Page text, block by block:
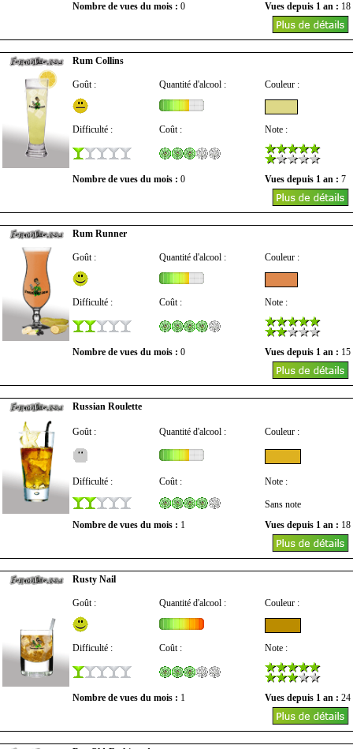
Nombre de vues du mois : 0 Vues depuis 1 an : 18
Rum Collins
Goût : Quantité d'alcool : Couleur :
Difficulté : Coût : Note :
Nombre de vues du mois : 0 Vues depuis 1 an : 7
Rum Runner
Goût : Quantité d'alcool : Couleur :
Difficulté : Coût : Note :
Nombre de vues du mois : 0 Vues depuis 1 an : 15
Russian Roulette
Goût : Quantité d'alcool : Couleur :
Difficulté : Coût : Note :
Sans note
Nombre de vues du mois : 1 Vues depuis 1 an : 18
Rusty Nail
Goût : Quantité d'alcool : Couleur :
Difficulté : Coût : Note :
Nombre de vues du mois : 1 Vues depuis 1 an : 24